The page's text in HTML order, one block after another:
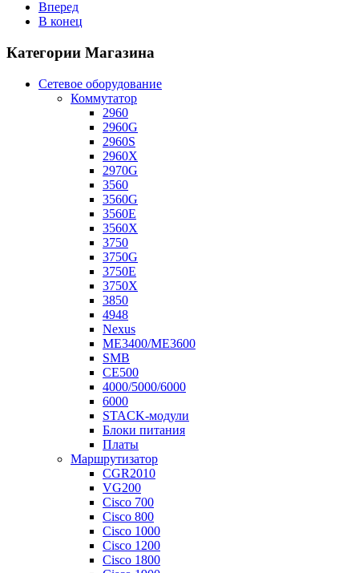
Вперед
В конец
Категории Магазина
Сетевое оборудование
Коммутатор
2960
2960G
2960S
2960X
2970G
3560
3560G
3560E
3560X
3750
3750G
3750E
3750X
3850
4948
Nexus
ME3400/ME3600
SMB
CE500
4000/5000/6000
6000
STACK-модули
Блоки питания
Платы
Маршрутизатор
CGR2010
VG200
Cisco 700
Cisco 800
Cisco 1000
Cisco 1200
Cisco 1800